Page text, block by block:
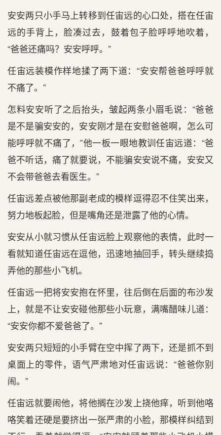
安安两只小手马上转移到任宙远的心口处，搭在任宙
远的手背上，脸凑过去，鼓着包子脸呼呼地吹着，
“爸爸还痛吗？安安呼呼。”
任宙远装模作样地揉了两下道：“安安帮爸爸呼呼就
不痛了。”
怎料安安听了之后抬头，皱起两条小眉毛说：“爸爸
是不是骗安安的，安安刚才是在安慰爸爸啊，怎么可
能呼呼就不痛了，”他一板一眼地教训任宙远道：“爸
爸不听话，痛了就要说，不能骗安安说不痛，安安又
不会带爸爸去看医生。”
任宙远差点被他那副老成的模样逗得忍不住笑出来，
努力地板起脸，但是嘴角还是泄露了他的心情。
安安从小就习惯从任宙远脸上观察他的表情，此时一
看就知道任宙远在逗他，迅速地抽回手，转头继续捣
弄他的那些小飞机。
任宙远一把将安安抱在怀里，往后倒在后面的布沙发
上，就是不让安安碰他那些小玩意，满嘴醋味儿道：
“安安你都不爱爸爸了。”
安安两只短短的小手臂在空中挥了两下，还是抓不到
桌面上的零件，语气严肃地对任宙远说：“爸爸你别
闹。”
任宙远就要闹他，将他搁在沙发上挠他痒，听到他咯
咯笑着还硬是要挤出一张严肃的小脸，那模样纠结到